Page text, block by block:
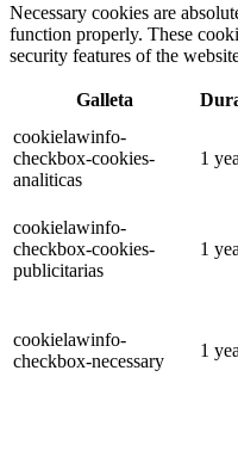
Necessary cookies are
function properly. These
security features of the
Galleta
cookielawinfo-
checkbox-cookies-
analiticas
1
cookielawinfo-
checkbox-cookies-
publicitarias
1
cookielawinfo-
checkbox-necessary
1